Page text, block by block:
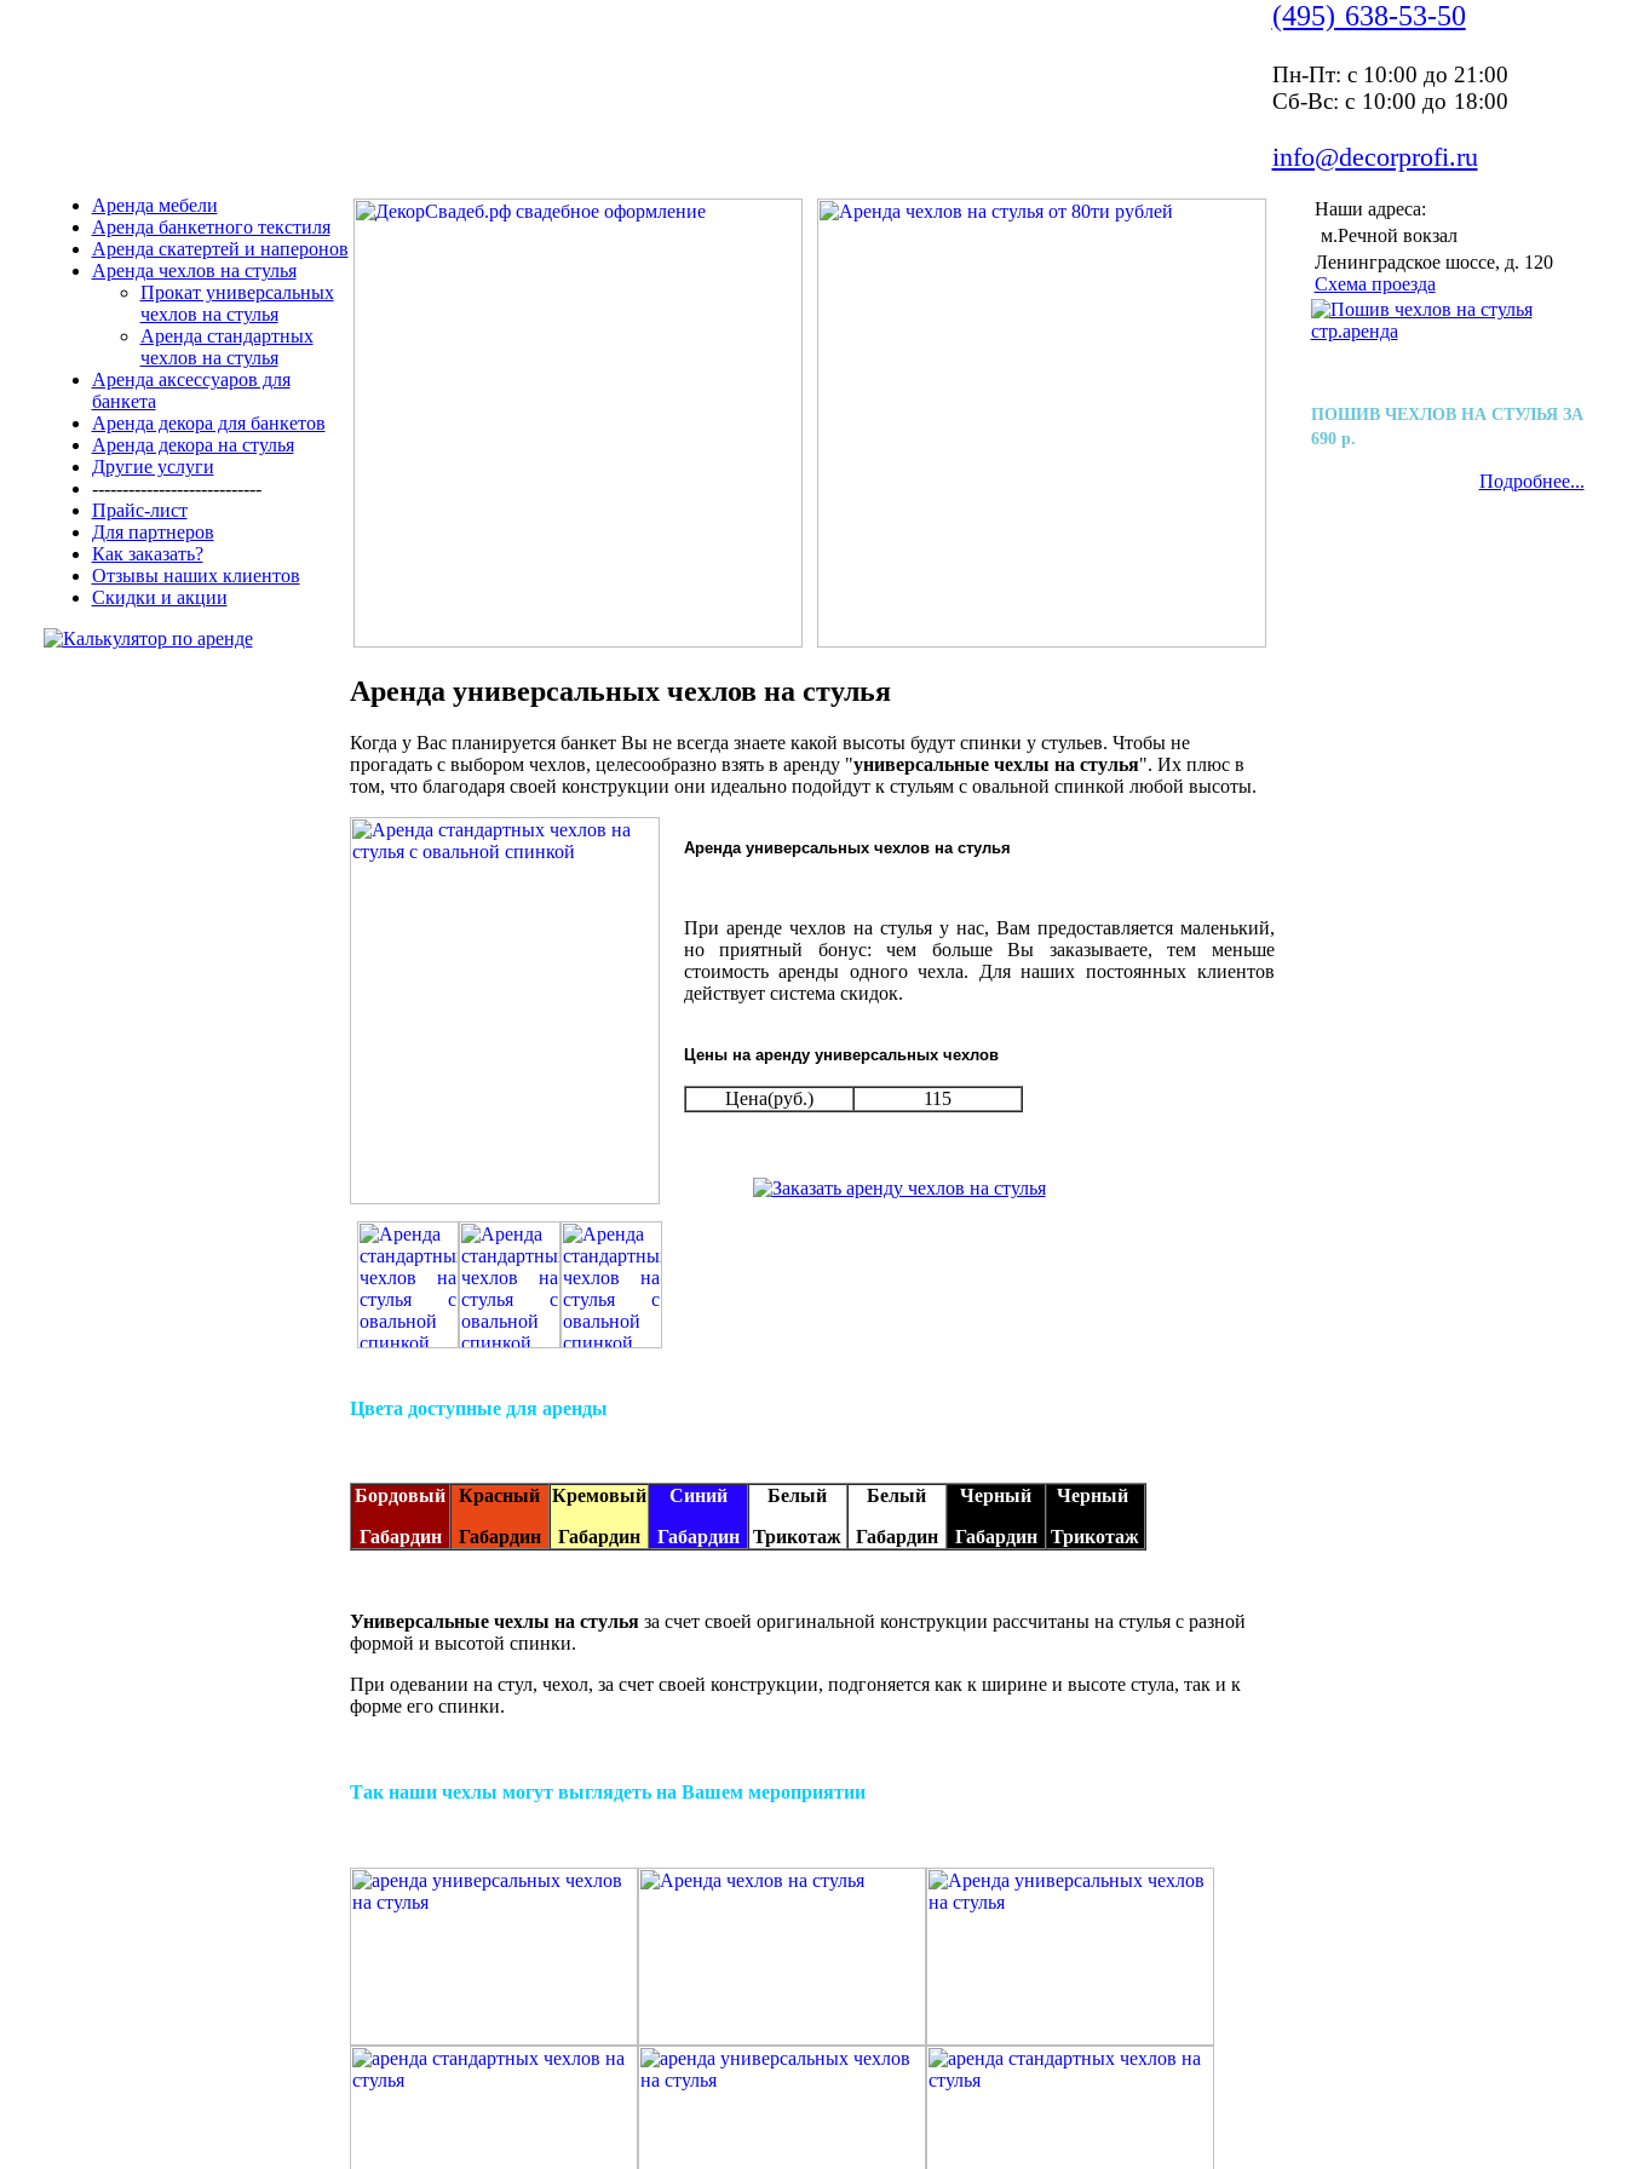
(495) 638-53-50
Пн-Пт: c 10:00 до 21:00
Сб-Вс: с 10:00 до 18:00
info@decorprofi.ru
Аренда мебели
Аренда банкетного текстиля
Аренда скатертей и наперонов
Аренда чехлов на стулья
Прокат универсальных
чехлов на стулья
Аренда стандартных
чехлов на стулья
Аренда аксессуаров для
банкета
Аренда декора для банкетов
Аренда декора на стулья
Другие услуги
----------------------------
Прайс-лист
Для партнеров
Как заказать?
Отзывы наших клиентов
Скидки и акции
Аренда универсальных чехлов на стулья
Когда у Вас планируется банкет Вы не всегда знаете какой высоты будут спинки у стульев. Чтобы не
прогадать с выбором чехлов, целесообразно взять в аренду "универсальные чехлы на стулья". Их плюс в
том, что благодаря своей конструкции они идеально подойдут к стульям с овальной спинкой любой высоты.
Аренда универсальных чехлов на стулья
При аренде чехлов на стулья у нас, Вам предоставляется маленький,
но приятный бонус: чем больше Вы заказываете, тем меньше
стоимость аренды одного чехла. Для наших постоянных клиентов
действует система скидок.
Цены на аренду универсальных чехлов
Цена(руб.) 115
Цвета доступные для аренды
Бордовый
Габардин
Красный
Габардин
Кремовый
Габардин
Синий
Габардин
Белый
Трикотаж
Белый
Габардин
Черный
Габардин
Черный
Трикотаж
Универсальные чехлы на стульяза счет своей оригинальной конструкции рассчитаны на стулья с разной
формой и высотой спинки.
При одевании на стул, чехол, за счет своей конструкции, подгоняется как к ширине и высоте стула, так и к
форме его спинки.
Так наши чехлы могут выглядеть на Вашем мероприятии
Наши адреса:
м.Речной вокзал
Ленинградское шоссе, д. 120
Схема проезда
ПОШИВ ЧЕХЛОВ НА СТУЛЬЯ ЗА
690 р.
Подробнее...